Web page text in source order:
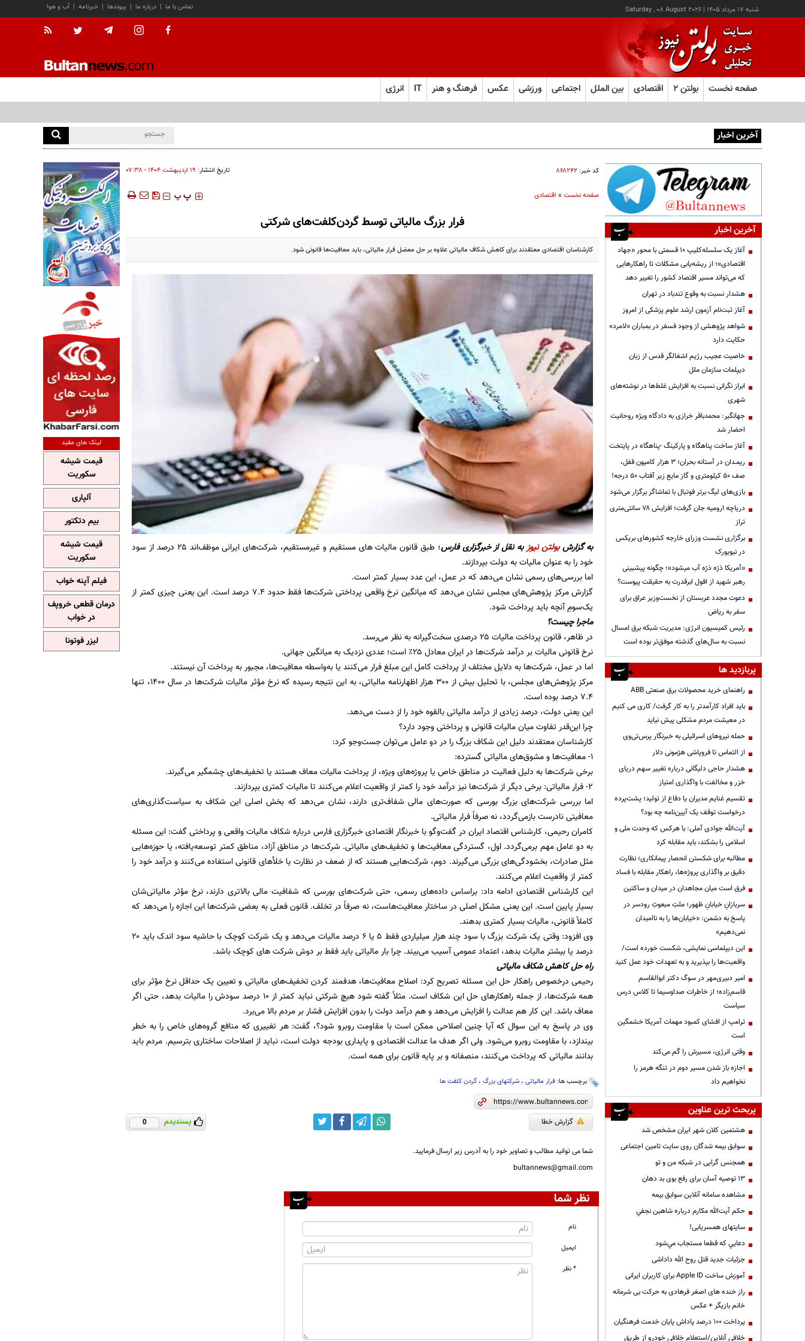
شنبه ۱۷ مرداد ۱۴۰۵ |
Saturday , 08 August 2026 آب و هوا | خبرنامه | پیوندها | درباره ما | تماس با ما
صفحه نخست بولتن ۲ اقتصادی بین الملل اجتماعی ورزشی عکس فرهنگ و هنر IT انرژی
آخرین اخبار
کد خبر: ۸۶۸۲۴۲ تاریخ انتشار: ۱۹ ارديبهشت ۱۴۰۴ - ۰۷:۳۸
صفحه نخست» اقتصادی ‍‍‍ پ پ
فرار بزرگ مالیاتی توسط گردن‌کلفت‌های شرکتی
کارشناسان اقتصادی معتقدند برای کاهش شکاف مالیاتی علاوه بر حل معضل فرار مالیاتی، باید معافیت‌ها قانونی شود.
به گزارشبولتن نیوزبه نقل ازخبرگزاری فارس
؛ طبق قانون مالیات های مستقیم و غیرمستقیم، شرکت‌های ایرانی موظف‌اند ۲۵ درصد از سود
خود را به عنوان مالیات به دولت بپردازند.
اما بررسی‌های رسمی نشان می‌دهد که در عمل، این عدد بسیار کمتر است.
گزارش مرکز پژوهش‌های مجلس نشان می‌دهد که میانگین نرخ واقعی پرداختی شرکت‌ها فقط حدود ۷.۴ درصد است. این یعنی چیزی کمتر از
یک‌سومِ آنچه باید پرداخت شود.
ماجرا چیست؟
در ظاهر، قانون پرداخت مالیات ۲۵ درصدی سخت‌گیرانه به نظر می‌رسد.
نرخ قانونی مالیات بر درآمد شرکت‌ها در ایران معادل ۲۵٪ است؛ عددی نزدیک به میانگین جهانی.
اما در عمل، شرکت‌ها به دلایل مختلف از پرداخت کامل این مبلغ فرار می‌کنند یا به‌واسطه معافیت‌ها، مجبور به پرداخت آن نیستند.
مرکز پژوهش‌های مجلس، با تحلیل بیش از ۳۰۰ هزار اظهارنامه مالیاتی، به این نتیجه رسیده که نرخ مؤثر مالیات شرکت‌ها در سال ۱۴۰۰، تنها
۷.۴ درصد بوده است.
این یعنی دولت، درصد زیادی از درآمد مالیاتی بالقوه خود را از دست می‌دهد.
چرا این‌قدر تفاوت میان مالیات قانونی و پرداختی وجود دارد؟
کارشناسان معتقدند دلیل این شکاف بزرگ را در دو عامل می‌توان جست‌وجو کرد:
۱- معافیت‌ها و مشوق‌های مالیاتی گسترده:
برخی شرکت‌ها به دلیل فعالیت در مناطق خاص یا پروژه‌های ویژه، از پرداخت مالیات معاف هستند یا تخفیف‌های چشمگیر می‌گیرند.
۲- فرار مالیاتی: برخی دیگر از شرکت‌ها نیز درآمد خود را کمتر از واقعیت اعلام می‌کنند تا مالیات کمتری بپردازند.
اما بررسی شرکت‌های بزرگ بورسی که صورت‌های مالی شفاف‌تری دارند، نشان می‌دهد که بخش اصلی این شکاف به سیاست‌گذاری‌های
معافیتی نادرست بازمی‌گردد، نه صرفاً فرار مالیاتی.
کامران رحیمی، کارشناس اقتصاد ایران در گفت‌وگو با خبرنگار اقتصادی خبرگزاری فارس درباره شکاف مالیات واقعی و پرداختی گفت: این مسئله
به دو عامل مهم برمی‌گردد. اول، گستردگی معافیت‌ها و تخفیف‌های مالیاتی. شرکت‌ها در مناطق آزاد، مناطق کمتر توسعه‌یافته، یا حوزه‌هایی
مثل صادرات، بخشودگی‌های بزرگی می‌گیرند. دوم، شرکت‌هایی هستند که از ضعف در نظارت یا خلأهای قانونی استفاده می‌کنند و درآمد خود را
کمتر از واقعیت اعلام می‌کنند.
این کارشناس اقتصادی ادامه داد: براساس داده‌های رسمی، حتی شرکت‌های بورسی که شفافیت مالی بالاتری دارند، نرخ مؤثر مالیاتی‌شان
بسیار پایین است. این یعنی مشکل اصلی در ساختار معافیت‌هاست، نه صرفاً در تخلف. قانون فعلی به بعضی شرکت‌ها این اجازه را می‌دهد که
کاملاً قانونی، مالیات بسیار کمتری بدهند.
وی افزود: وقتی یک شرکت بزرگ با سود چند هزار میلیاردی فقط ۵ یا ۶ درصد مالیات می‌دهد و یک شرکت کوچک با حاشیه سود اندک باید ۲۰
درصد یا بیشتر مالیات بدهد، اعتماد عمومی آسیب می‌بیند. چرا بار مالیاتی باید فقط بر دوش شرکت های کوچک باشد.
راه حل کاهش شکاف مالیاتی
رحیمی درخصوص راهکار حل این مسئله تصریح کرد: اصلاح معافیت‌ها، هدفمند کردن تخفیف‌های مالیاتی و تعیین یک حداقل نرخ مؤثر برای
همه شرکت‌ها، از جمله راهکارهای حل این شکاف است. مثلاً گفته شود هیچ شرکتی نباید کمتر از ۱۰ درصد سودش را مالیات بدهد، حتی اگر
معاف باشد. این کار هم عدالت را افزایش می‌دهد و هم درآمد دولت را بدون افزایش فشار بر مردم بالا می‌برد.
وی در پاسخ به این سوال که آیا چنین اصلاحی ممکن است با مقاومت روبرو شود؟، گفت: هر تغییری که منافع گروه‌های خاص را به خطر
بیندازد، با مقاومت روبرو می‌شود. ولی اگر هدف ما عدالت اقتصادی و پایداری بودجه دولت است، نباید از اصلاحات ساختاری بترسیم. مردم باید
بدانند مالیاتی که پرداخت می‌کنند، منصفانه و بر پایه قانون برای همه است.
برچسب ها: فرار مالیاتی، شرکتهای بزرگ، گردن کلفت ها
گزارش خطا پسندیدم 0
شما می توانید مطالب و تصاویر خود را به آدرس زیر ارسال فرمایید.
bultannews@gmail.com
نظر شما
نام
ایمیل
* نظر
آخرین اخبار
آغاز یک سلسله‌کلیپ ۱۰ قسمتی با محور «جهاد
اقتصادی»؛ از ریشه‌یابی مشکلات تا راهکارهایی
که می‌تواند مسیر اقتصاد کشور را تغییر دهد
هشدار نسبت به وقوع تندباد در تهران
آغاز ثبت‌نام آزمون ارشد علوم پزشکی از امروز
شواهد پژوهشی از وجود فسفر در بمباران «لامرد»
حکایت دارد
خاصیت عجیب رژیم اشغالگر قدس از زبان
دیپلمات سازمان ملل
ابراز نگرانی نسبت به افزایش غلط‌ها در نوشته‌های
شهری
جهانگیر: محمدباقر خرازی به دادگاه ویژه روحانیت
احضار شد
آغاز ساخت پناهگاه و پارکینگ -پناهگاه در پایتخت
ریمـدان در آستانه بحران؛ ۳ هزار کامیون قفل،
صف ۵۰ کیلومتری و گاز مایع زیر آفتاب ۵۰ درجه!
بازی‌های لیگ برتر فوتبال با تماشاگر برگزار می‌شود
دریاچه ارومیه جان گرفت؛ افزایش ۷۸ سانتی‌متری
تراز
برگزاری نشست وزرای خارجه کشورهای بریکس
در نیویورک
«آمریکا ذرّه ذرّه آب میشود»؛ چگونه پیشبینی
رهبر شهید از افول ابرقدرت به حقیقت پیوست؟
دعوت مجدد عربستان از نخست‌وزیر عراق برای
سفر به ریاض
رئیس کمیسیون انرژی: مدیریت شبکه برق امسال
نسبت به سال‌های گذشته موفق‌تر بوده است
پربازدید ها
راهنمای خرید محصولات برق صنعتی ABB
باید افراد کارآمدتر را به کار گرفت/ کاری می کنیم
در معیشت مردم مشکلی پیش نیاید
حمله نیروهای اسرائیلی به خبرنگار پرس‌تی‌وی
از التماس تا فروپاشی هژمونی دلار
هشدار حاجی دلیگانی درباره تغییر سهم دریای
خزر و مخالفت با واگذاری امتیاز
تقسیم غنایم مدیران یا دفاع از تولید؛ پشت‌پرده
درخواست توقف یک آیین‌نامه چه بود؟
آیت‌الله جوادی آملی: با هرکس که وحدت ملی و
اسلامی را بشکند، باید مقابله کرد
مطالبه برای شکستن انحصار پیمانکاری؛ نظارت
دقیق بر واگذاری پروژه‌ها، راهکار مقابله با فساد
فرق است میان مجاهدان در میدان و ساکتین
سربازانِ خیابانِ ظهور؛ ملتِ مبعوثِ رودسر در
پاسخ به دشمن: «خیابان‌ها را به ناامیدان
نمی‌دهیم»
این دیپلماسی نمایشی، شکست خورده است/
واقعیت‌ها را بپذیرید و به تعهدات خود عمل کنید
امیر دبیری‌مهر در سوگ دکتر ابوالقاسم
قاسم‌زاده؛ از خاطرات صداوسیما تا کلاس درس
سیاست
ترامپ از افشای کمبود مهمات آمریکا خشمگین
است
وقتی انرژی، مسیرش را گم می‌کند
اجازه باز شدن مسیر دوم در تنگه هرمز را
نخواهیم داد
پربحث ترین عناوین
هشتمین کلان شهر ایران مشخص شد
سوابق بیمه شدگان روی سایت تامین اجتماعی
همجنس گرایی در شبکه من و تو
13 توصیه آسان برای رفع بوی بد دهان
مشاهده سامانه آنلاين سوابق بیمه
حكم آيت‌الله مكارم درباره شاهين نجفي
سایتهای همسریابی!
دعايي كه قطعا مستجاب مي‌شود
جزئیات جدید قتل روح الله داداشی
آموزش ساخت Apple ID برای کاربران ایرانی
راز خنده های اصغر فرهادی به حرکت بی شرمانه
خانم بازیگر + عکس
پرداخت ۱۰۰ درصد پاداش پایان خدمت فرهنگیان
خلافی آنلاین/استعلام خلافی خودرو از طریق
لینک های مفید
قیمت شیشه
سکوریت
آلپاری
بیم دتکتور
قیمت شیشه
سکوریت
فیلم آپنه خواب
درمان قطعی خروپف
در خواب
لیزر فوتونا